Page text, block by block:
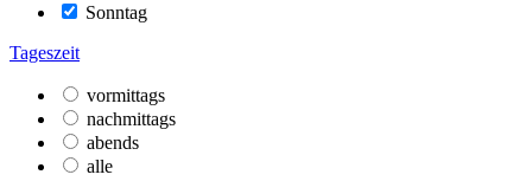
Sonntag
Tageszeit
vormittags
nachmittags
abends
alle